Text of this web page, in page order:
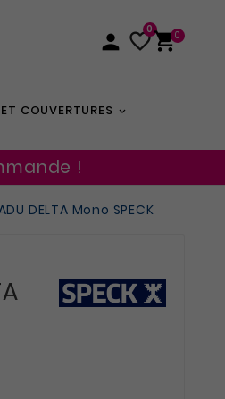
 
00
COUVERTURES
!
DELTA Mono SPECK